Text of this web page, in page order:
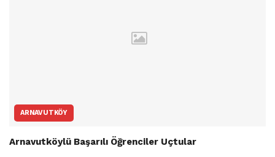
ARNAVUTKÖY
Arnavutköylü Başarılı Öğrenciler Uçtular